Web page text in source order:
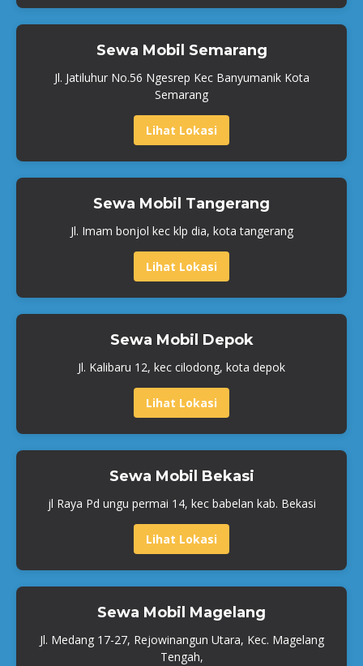
Sewa Mobil Semarang
Jl. Jatiluhur No.56 Ngesrep Kec Banyumanik Kota
Semarang
Lihat Lokasi
Sewa Mobil Tangerang
Jl. Imam bonjol kec klp dia, kota tangerang
Lihat Lokasi
Sewa Mobil Depok
Jl. Kalibaru 12, kec cilodong, kota depok
Lihat Lokasi
Sewa Mobil Bekasi
jl Raya Pd ungu permai 14, kec babelan kab. Bekasi
Lihat Lokasi
Sewa Mobil Magelang
Jl. Medang 17-27, Rejowinangun Utara, Kec. Magelang
Tengah,